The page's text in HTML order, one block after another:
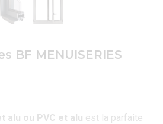
BF MENUISERIES
alu ou PVC et alu est la parfaite